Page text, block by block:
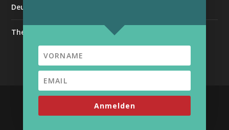
Deutsche Stiftung für chronisch Kranke
The Medical Futurist
Entworfen von | Unterstützt von
WordPress
Anmelden